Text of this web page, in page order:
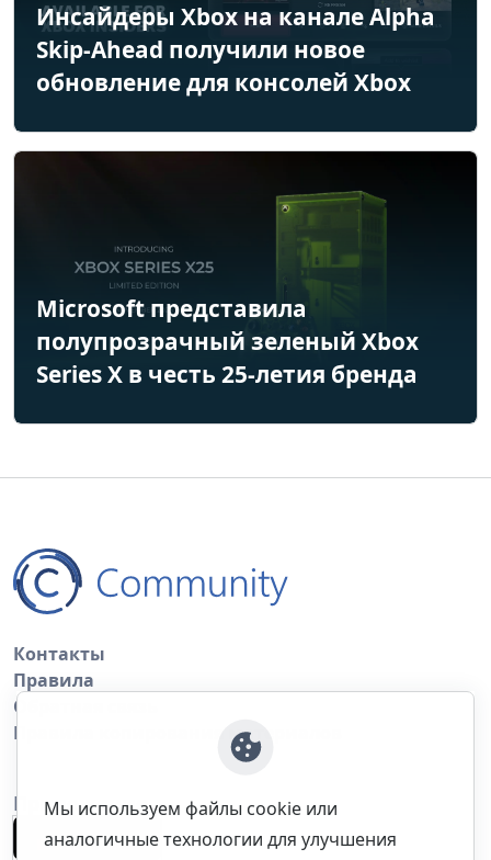
Инсайдеры Xbox на канале Alpha
Skip-Ahead получили новое
обновление для консолей Xbox
Microsoft представила
полупрозрачный зеленый Xbox
Series X в честь 25-летия бренда
Контакты
Правила
Обратная связь
Правила копирования материалов
Приложение
Мы используем файлы cookie или
аналогичные технологии для улучшения